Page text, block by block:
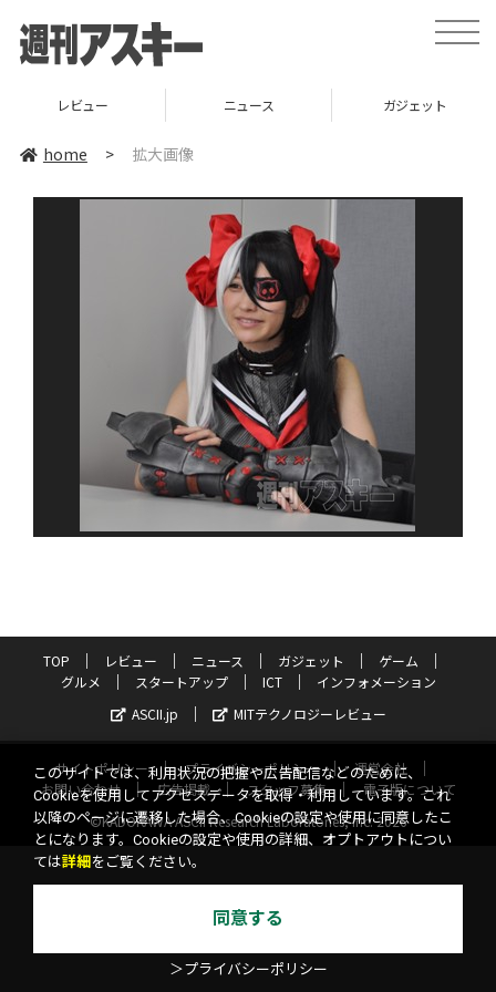
toggle
レビュー ニュース ガジェット
home > 拡大画像
TOP レビュー ニュース ガジェット
ゲーム
グルメ
スタートアップ ICT
インフォメーション
ASCII.jp
MITテクノロジーレビュー
サイトポリシー プライバシーポリシー
運営会社
お問い合わせ
広告掲載 スタッフ募集
電子版について
©KADOKAWA ASCII Research Laboratories, Inc. 2026
このサイトでは、利用状況の把握や広告配信などのために、
Cookieを使用してアクセスデータを取得・利用しています。これ
以降のページに遷移した場合、Cookieの設定や使用に同意したこ
とになります。Cookieの設定や使用の詳細、オプトアウトについ
ては詳細 をご覧ください。
同意する
＞プライバシーポリシー